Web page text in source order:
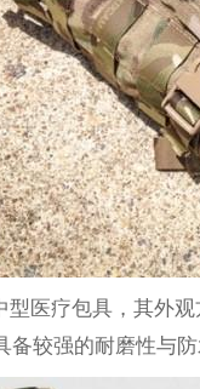
型医疗包具，其外
备较强的耐磨性与